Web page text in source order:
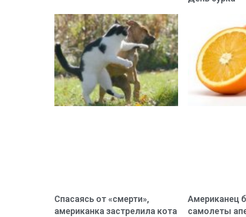
Спасаясь от «смерти»,
американка застрелила кота
Американец
самолеты